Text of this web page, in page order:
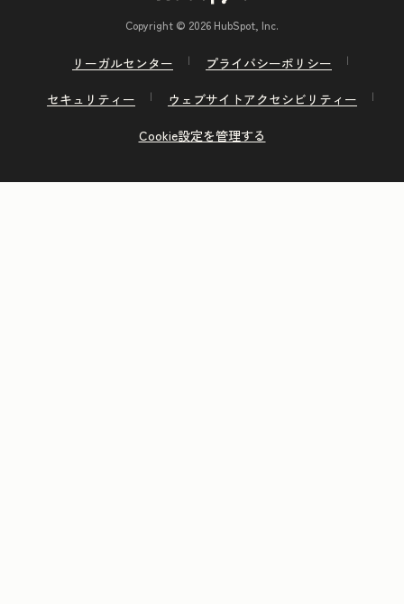
Copyright © 2026 HubSpot, Inc.
リーガルセンター
プライバシーポリシー
セキュリティー
ウェブサイトアクセシビリティー
Cookie設定を管理する